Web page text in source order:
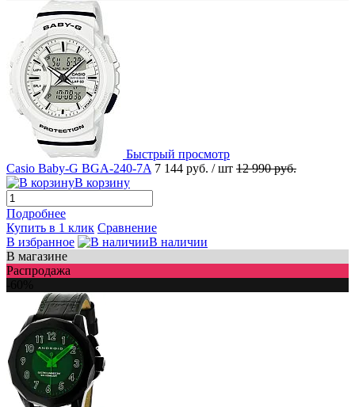
Быстрый просмотр
Casio Baby-G BGA-240-7A 7 144 руб. / шт 12 990 руб.
В корзину
Подробнее
Купить в 1 клик Сравнение
В избранное
В наличии
В магазине
Распродажа